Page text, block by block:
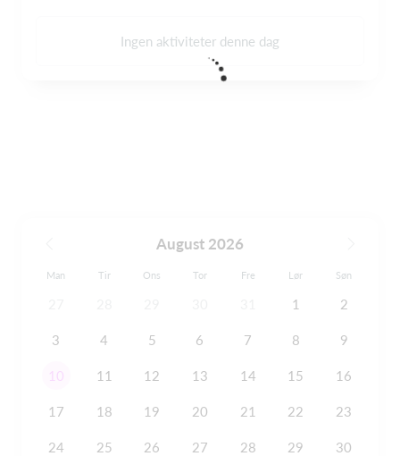
Ingen aktiviteter denne dag
August 2026
Man Tir Ons Tor Fre Lør Søn
1 2
3 4 5 6 7 8 9
10 11 12 13 14 15 16
17 18 19 20 21 22 23
24 25 26 27 28 29 30